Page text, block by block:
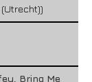
Bring Me